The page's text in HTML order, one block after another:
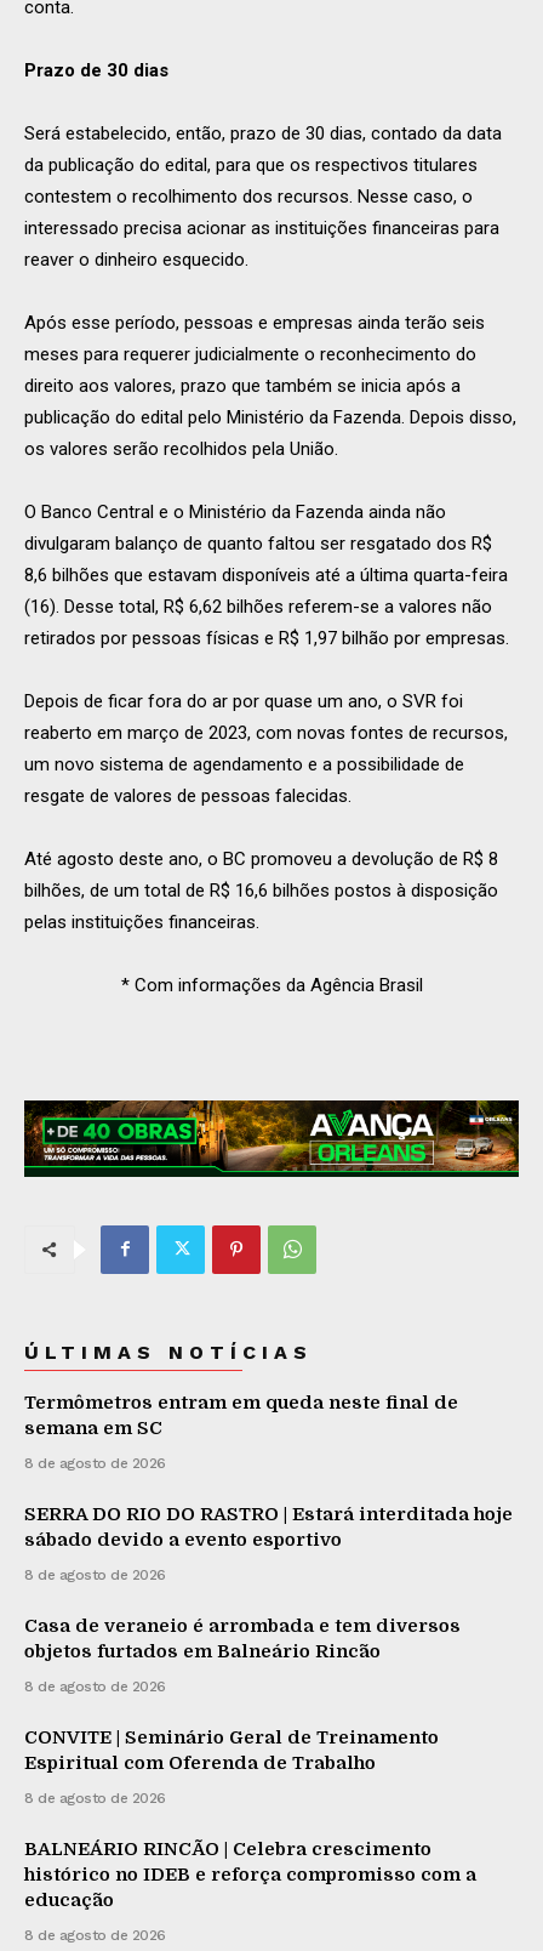
conta.
Prazo de 30 dias
Será estabelecido, então, prazo de 30 dias, contado da data
da publicação do edital, para que os respectivos titulares
contestem o recolhimento dos recursos. Nesse caso, o
interessado precisa acionar as instituições financeiras para
reaver o dinheiro esquecido.
Após esse período, pessoas e empresas ainda terão seis
meses para requerer judicialmente o reconhecimento do
direito aos valores, prazo que também se inicia após a
publicação do edital pelo Ministério da Fazenda. Depois disso,
os valores serão recolhidos pela União.
O Banco Central e o Ministério da Fazenda ainda não
divulgaram balanço de quanto faltou ser resgatado dos R$
8,6 bilhões que estavam disponíveis até a última quarta-feira
(16). Desse total, R$ 6,62 bilhões referem-se a valores não
retirados por pessoas físicas e R$ 1,97 bilhão por empresas.
Depois de ficar fora do ar por quase um ano, o SVR foi
reaberto em março de 2023, com novas fontes de recursos,
um novo sistema de agendamento e a possibilidade de
resgate de valores de pessoas falecidas.
Até agosto deste ano, o BC promoveu a devolução de R$ 8
bilhões, de um total de R$ 16,6 bilhões postos à disposição
pelas instituições financeiras.
* Com informações da Agência Brasil
ÚLTIMAS NOTÍCIAS
Termômetros entram em queda neste final de
semana em SC
8 de agosto de 2026
SERRA DO RIO DO RASTRO | Estará interditada hoje
sábado devido a evento esportivo
8 de agosto de 2026
Casa de veraneio é arrombada e tem diversos
objetos furtados em Balneário Rincão
8 de agosto de 2026
CONVITE | Seminário Geral de Treinamento
Espiritual com Oferenda de Trabalho
8 de agosto de 2026
BALNEÁRIO RINCÃO | Celebra crescimento
histórico no IDEB e reforça compromisso com a
educação
8 de agosto de 2026